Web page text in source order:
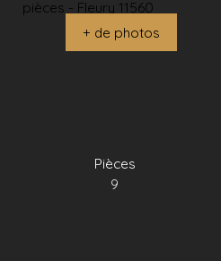
+ de photos
Pièces
9